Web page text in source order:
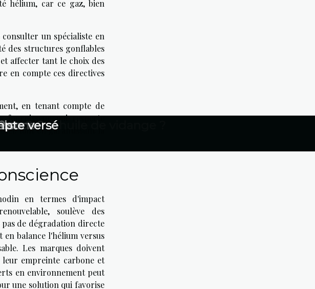
hélium, car ce gaz, bien
un spécialiste en
des structures gonflables
affecter tant le choix des
en compte ces directives
en tenant compte de
fournisseur qui respecte
tout en garantissant la
en termes d'impact
soulève des
de dégradation directe
balance l'hélium versus
Les marques doivent
empreinte carbone et
en environnement peut
une solution qui favorise
cuve à huile de vidange ?
? ?
versé